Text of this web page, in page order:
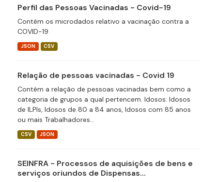
Perfil das Pessoas Vacinadas - Covid-19
Contém os microdados relativo a vacinação contra a
COVID-19
JSON CSV
Relação de pessoas vacinadas - Covid 19
Contém a relação de pessoas vacinadas bem como a
categoria de grupos a qual pertencem. Idosos: Idosos
de ILPIs, Idosos de 80 a 84 anos, Idosos com 85 anos
ou mais Trabalhadores...
CSV JSON
SEINFRA - Processos de aquisições de bens e
serviços oriundos de Dispensas...